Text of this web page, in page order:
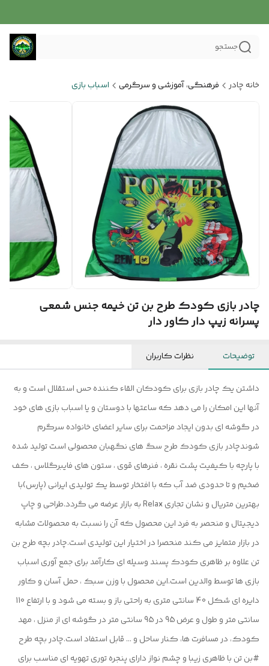
جستجو
خانه چادر فرهنگی، آموزشی و سرگرمی اسباب بازی
چادر بازی کودک طرح بن تن خیمه جنس شمعی
پسرانه زیپ دار کاور دار
توضیحات نظرات کاربران
داشتن یک چادر بازی برای کودکان القاء کننده حس استقلال است و به
آنها این امکان را می دهد که ساعتها با دوستان و یا اسباب بازی های خود
در گوشه ای بدون ایجاد مزاحمت برای سایر اعضای خانواده سرگرم
شوندچادر بازی کودک طرح سگ های نگهبان محصولی است تولید شده
با پارچه با کیفیت پشت نقره ، فنرهای قوی ، ستون های فایبرگلاس ، کف
ضخیم و تا حدودی ضد آب که با افتخار توسط یک تولیدی ایرانی (پارس)با
بهترین متریال و نشان تجاری Relax به بازار عرضه می گردد.طراحی و چاپ
دیجیتال و منحصر به فرد این محصول که آن را نسبت به محصولات مشابه
در بازار متمایز می کند منحصرا در اختیار این تولیدی است.چادر بچه طرح بن
تن علاوه بر ظاهری کودک پسند وسیله ای کارآمد برای جمع آوری اسباب
بازی ها توسط والدین است.این محصول با وزن سبک ، حمل آسان و کاور
دایره ای شکل 40 سانتی متری به راحتی باز و بسته می شود و با ارتفاع 110
سانتی متر و طول و عرض 95 در 95 سانتی متر در گوشه ای از منزل ، مهد
کودک، در مسافرت ها، کنار ساحل و ... قابل استفاد است.چادر بچه طرح
#بن تن با ظاهری زیبا و چشم نواز دارای پنجره توری تهویه ای مناسب برای